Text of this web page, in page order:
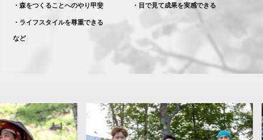
・森をつくることへのやり甲斐 ・目で見て成果を実感できる
・ライフスタイルを尊重できる
など